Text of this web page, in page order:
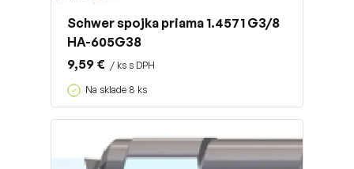
Schwer spojka priama 1.4571 G3/8
HA-605G38
9,59 € / ks s DPH
Na sklade 8 ks